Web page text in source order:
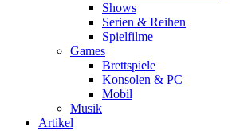
Shows
Serien & Reihen
Spielfilme
Games
Brettspiele
Konsolen & PC
Mobil
Musik
Artikel